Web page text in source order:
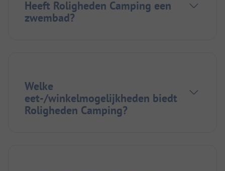
Heeft Roligheden Camping een
zwembad?
Welke
eet-/winkelmogelijkheden biedt
Roligheden Camping?